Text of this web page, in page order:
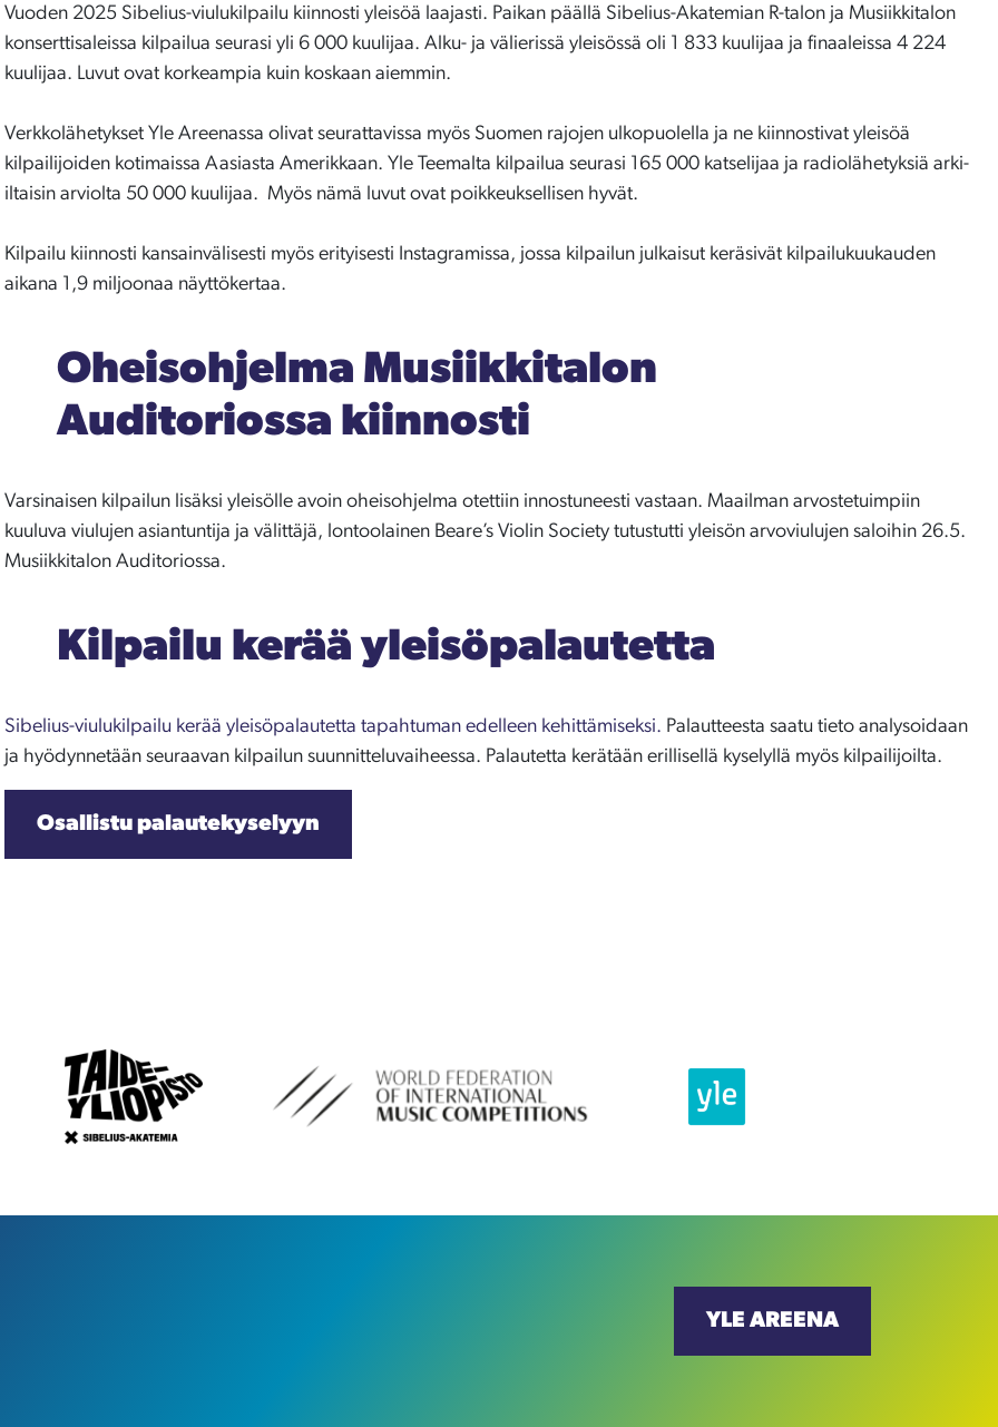
Vuoden 2025 Sibelius-viulukilpailu kiinnosti yleisöä laajasti. Paikan päällä Sibelius-Akatemian R-talon ja Musiikkitalon
konserttisaleissa kilpailua seurasi yli 6 000 kuulijaa. Alku- ja välierissä yleisössä oli 1 833 kuulijaa ja finaaleissa 4 224
kuulijaa. Luvut ovat korkeampia kuin koskaan aiemmin.
Verkkolähetykset Yle Areenassa olivat seurattavissa myös Suomen rajojen ulkopuolella ja ne kiinnostivat yleisöä
kilpailijoiden kotimaissa Aasiasta Amerikkaan. Yle Teemalta kilpailua seurasi 165 000 katselijaa ja radiolähetyksiä arki-
iltaisin arviolta 50 000 kuulijaa. Myös nämä luvut ovat poikkeuksellisen hyvät.
Kilpailu kiinnosti kansainvälisesti myös erityisesti Instagramissa, jossa kilpailun julkaisut keräsivät kilpailukuukauden
aikana 1,9 miljoonaa näyttökertaa.
Oheisohjelma Musiikkitalon
Auditoriossa kiinnosti
Varsinaisen kilpailun lisäksi yleisölle avoin oheisohjelma otettiin innostuneesti vastaan. Maailman arvostetuimpiin
kuuluva viulujen asiantuntija ja välittäjä, lontoolainen Beare’s Violin Society tutustutti yleisön arvoviulujen saloihin 26.5.
Musiikkitalon Auditoriossa.
Kilpailu kerää yleisöpalautetta
Sibelius-viulukilpailu kerää yleisöpalautetta tapahtuman edelleen kehittämiseksi. Palautteesta saatu tieto analysoidaan
ja hyödynnetään seuraavan kilpailun suunnitteluvaiheessa. Palautetta kerätään erillisellä kyselyllä myös kilpailijoilta.
Osallistu palautekyselyyn
YLE AREENA